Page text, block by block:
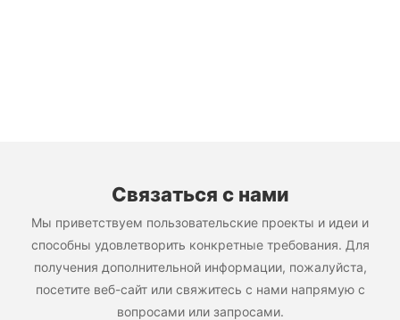
Связаться с нами
Мы приветствуем пользовательские проекты и идеи и
способны удовлетворить конкретные требования. Для
получения дополнительной информации, пожалуйста,
посетите веб-сайт или свяжитесь с нами напрямую с
вопросами или запросами.